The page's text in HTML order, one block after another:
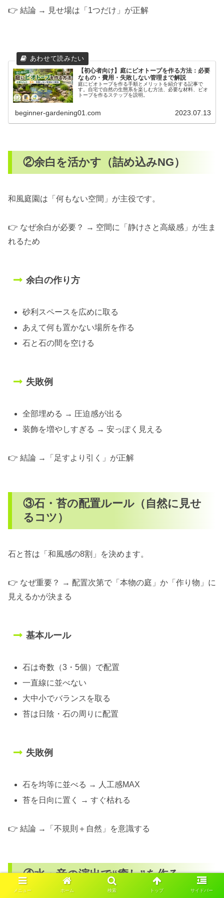
👉 結論 → 見せ場は「1つだけ」が正解
【初心者向け】庭にビオトープを作る方法：必要
なもの・費用・失敗しない管理まで解説
庭にビオトープを作る手順とメリットを紹介する記事で
す。自宅で自然の生態系を楽しむ方法、必要な材料、ビオ
トープを作るステップを説明。
beginner-gardening01.com 2023.07.13
②余白を活かす（詰め込みNG）
和風庭園は「何もない空間」が主役です。
👉 なぜ余白が必要？ → 空間に「静けさと高級感」が生ま
れるため
余白の作り方
砂利スペースを広めに取る
あえて何も置かない場所を作る
石と石の間を空ける
失敗例
全部埋める → 圧迫感が出る
装飾を増やしすぎる → 安っぽく見える
👉 結論 →「足すより引く」が正解
③石・苔の配置ルール（自然に見せ
るコツ）
石と苔は「和風感の8割」を決めます。
👉 なぜ重要？ → 配置次第で「本物の庭」か「作り物」に
見えるかが決まる
基本ルール
石は奇数（3・5個）で配置
一直線に並べない
大中小でバランスを取る
苔は日陰・石の周りに配置
失敗例
石を均等に並べる → 人工感MAX
苔を日向に置く → すぐ枯れる
👉 結論 →「不規則＋自然」を意識する
④水・音の演出で“癒し”を作る
メニュー ホーム 検索 トップ サイドバー